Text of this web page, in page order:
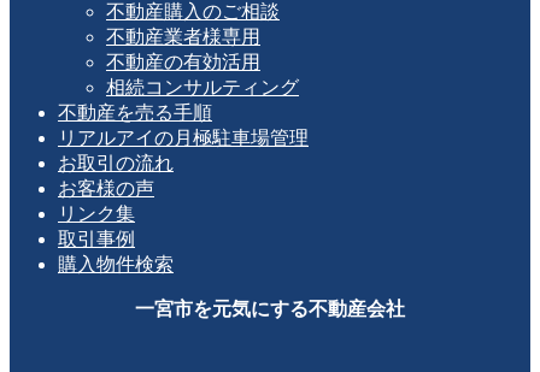
不動産購入のご相談
不動産業者様専用
不動産の有効活用
相続コンサルティング
不動産を売る手順
リアルアイの月極駐車場管理
お取引の流れ
お客様の声
リンク集
取引事例
購入物件検索
一宮市を元気にする不動産会社